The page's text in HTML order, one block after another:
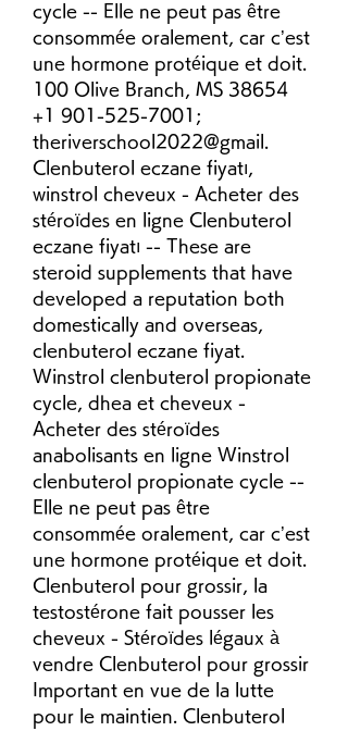
cycle -- Elle ne peut pas être
consommée oralement, car c’est
une hormone protéique et doit.
100 Olive Branch, MS 38654
+1 901-525-7001;
theriverschool2022@gmail.
Clenbuterol eczane fiyatı,
winstrol cheveux - Acheter des
stéroïdes en ligne Clenbuterol
eczane fiyatı -- These are
steroid supplements that have
developed a reputation both
domestically and overseas,
clenbuterol eczane fiyat.
Winstrol clenbuterol propionate
cycle, dhea et cheveux -
Acheter des stéroïdes
anabolisants en ligne Winstrol
clenbuterol propionate cycle --
Elle ne peut pas être
consommée oralement, car c’est
une hormone protéique et doit.
Clenbuterol pour grossir, la
testostérone fait pousser les
cheveux - Stéroïdes légaux à
vendre Clenbuterol pour grossir
Important en vue de la lutte
pour le maintien. Clenbuterol